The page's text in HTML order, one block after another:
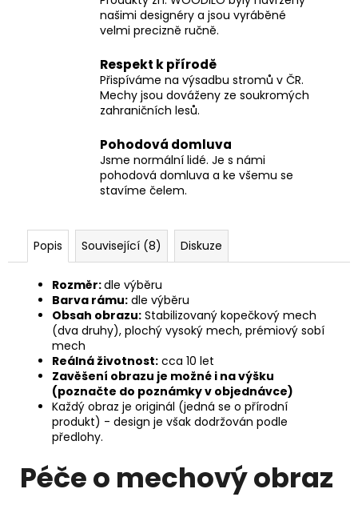
našimi designéry a jsou vyráběné
velmi precizně ručně.
Respekt k přírodě
Přispíváme na výsadbu stromů v ČR.
Mechy jsou dováženy ze soukromých
zahraničních lesů.
Pohodová domluva
Jsme normální lidé. Je s námi
pohodová domluva a ke všemu se
stavíme čelem.
Popis Související (8) Diskuze
Rozměr:dle výběru
Barva rámu: dle výběru
Obsah obrazu: Stabilizovaný kopečkový mech
(dva druhy), plochý vysoký mech, prémiový sobí
mech
Reálná životnost: cca 10 let
Zavěšení obrazu je možné i na výšku
(poznačte do poznámky v objednávce)
Každý obraz je originál (jedná se o přírodní
produkt) - design je však dodržován podle
předlohy.
Péče o mechový obraz